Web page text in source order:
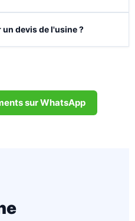
devis de l'usine ?
sur WhatsApp